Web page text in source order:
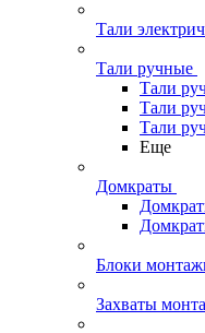
Тали
Тали ручные
Тали
Тали
Тали
Еще
Домкраты
Блоки
Захваты